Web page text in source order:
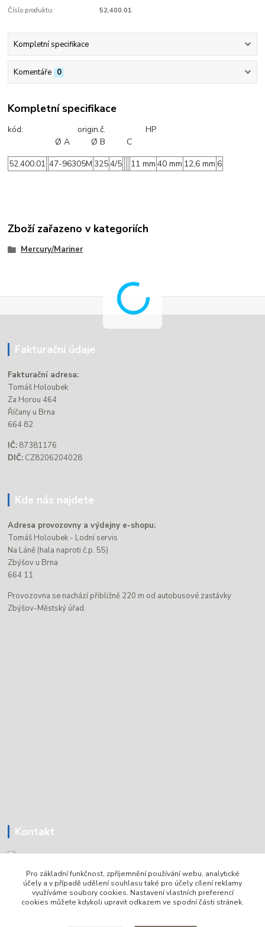
Číslo produktu: 52.400.01
Kompletní specifikace
Komentáře 0
Kompletní specifikace
kód: origin.č. HP
Ø A Ø B C
52.400.01 47-96305M 3254/5 11 mm 40 mm 12,6 mm 6
Zboží zařazeno v kategoriích
Mercury/Mariner
Fakturační údaje
Fakturační adresa:
Tomáš Holoubek
Za Horou 464
Říčany u Brna
664 82
IČ: 87381176
DIČ: CZ8206204028
Kde nás najdete
Adresa provozovny a výdejny e-shopu:
Tomáš Holoubek - Lodní servis
Na Láně (hala naproti č.p. 55)
Zbýšov u Brna
664 11
Provozovna se nachází přibližně 220 m od autobusové zastávky
Zbýšov-Městský úřad.
Kontakt
Tomáš Holoubek
+420736720979
Pro základní funkčnost, zpříjemnění používání webu, analytické
účely a v případě udělení souhlasu také pro účely cílení reklamy
využíváme soubory cookies. Nastavení vlastních preferencí
cookies můžete kdykoli upravit odkazem ve spodní části stránek.